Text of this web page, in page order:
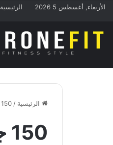
الأربعاء, أغسطس 5 2026 الرئيسية
الرئيسية / 150 جرام بروتين
150 جرام بروتين